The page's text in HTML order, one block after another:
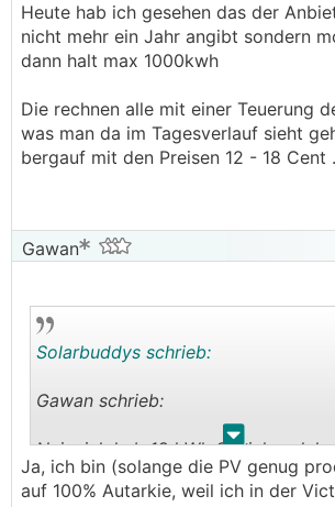
Heute hab ich gesehen das der
nicht mehr ein Jahr angibt sondern
dann halt max 1000kwh
Die rechnen alle mit einer Teuerung
was man da im Tagesverlauf sieht
bergauf mit den Preisen 12 - 18 Cent
Gawan
. .
Solarbuddys schrieb:
Gawan schrieb:
Naja, ich hab 18 kWh Speicher
PV um von März bis Oktober
autark zu sein.
Ja, ich bin (solange die PV genug
auf 100% Autarkie, weil ich in der